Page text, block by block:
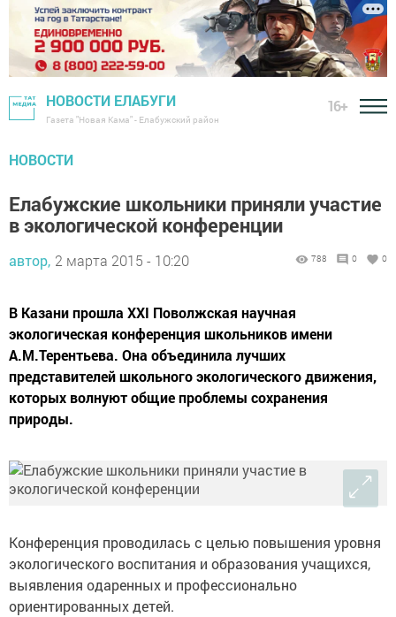
НОВОСТИ ЕЛАБУГИ
Газета "Новая Кама" - Елабужский район
16+
НОВОСТИ
Елабужские школьники приняли участие
в экологической конференции
автор, 2 марта 2015 - 10:20 788 0 0
В Казани прошла XXI Поволжская научная
экологическая конференция школьников имени
А.М.Терентьева. Она объединила лучших
представителей школьного экологического движения,
которых волнуют общие проблемы сохранения
природы.
Конференция проводилась с целью повышения уровня
экологического воспитания и образования учащихся,
выявления одаренных и профессионально
ориентированных детей.